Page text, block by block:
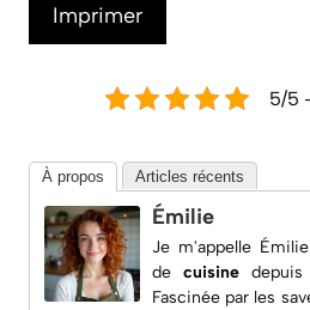
Imprimer
5/5
À propos Articles récents
Émilie
Je m'appelle
decuisine
Fascinée par les